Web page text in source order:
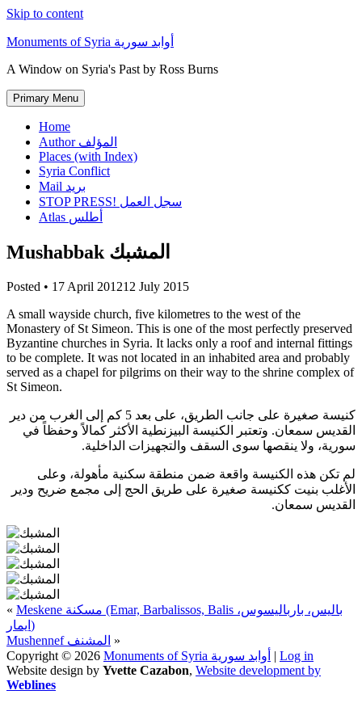
Skip to content
Monuments of Syria أوابد سورية
A Window on Syria's Past by Ross Burns
Primary Menu
Home
Author المؤلف
Places (with Index)
Syria Conflict
Mail بريد
STOP PRESS! سجل العمل
Atlas أطلس
Mushabbak المشبك
Posted • 17 April 201212 July 2015
A small wayside church, five kilometres to the west of the
Monastery of St Simeon. This is one of the most perfectly preserved
Byzantine churches in Syria. It lacks only a roof and internal fittings
to be complete. It was not located in an inhabited area and probably
served as a chapel for pilgrims on their way to the shrine complex of
St Simeon.
كنيسة صغيرة على جانب الطريق، على بعد 5 كم إلى الغرب من دير
القديس سمعان. وتعتبر الكنيسة البيزنطية الأكثر كمالاً وحفظاً في
سورية، ولا ينقصها سوى السقف والتجهيزات الداخلية.
لم تكن هذه الكنيسة واقعة ضمن منطقة سكنية مأهولة، وعلى
الأغلب بنيت ككنيسة صغيرة على طريق الحج إلى مجمع ضريح ودير
القديس سمعان.
« Meskene مسكنة (Emar, Barbalissos, Balis باليس، بارباليسوس،
ايمار)
Mushennef المشنف »
Copyright © 2026
Monuments of Syria أوابد سورية | Log in
Website design by Yvette Cazabon, Website development by
Weblines